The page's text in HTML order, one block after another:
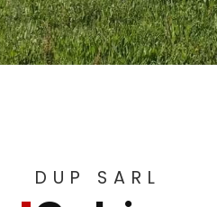
DUP SARL